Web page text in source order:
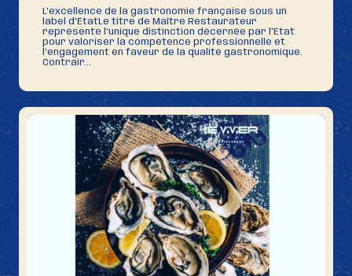
L'excellence de la gastronomie française sous un
label d'ÉtatLe titre de Maître Restaurateur
représente l'unique distinction décernée par l'État
pour valoriser la compétence professionnelle et
l'engagement en faveur de la qualité gastronomique.
Contrair...